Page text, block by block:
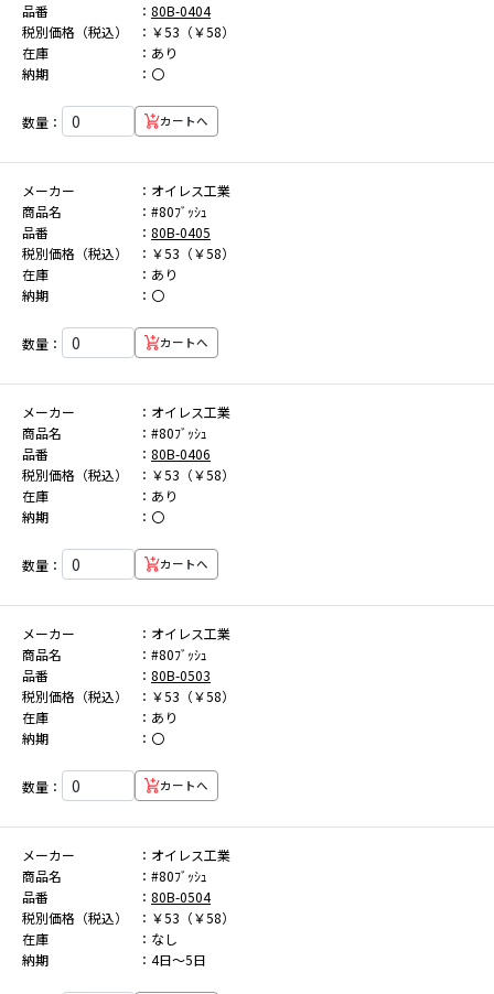
品番
80B-0404
税別価格（税込）
￥53（￥58）
在庫
あり
納期
〇
数量： カートへ
メーカー
オイレス工業
商品名
#80ﾌﾞｯｼｭ
品番
80B-0405
税別価格（税込）
￥53（￥58）
在庫
あり
納期
〇
数量： カートへ
メーカー
オイレス工業
商品名
#80ﾌﾞｯｼｭ
品番
80B-0406
税別価格（税込）
￥53（￥58）
在庫
あり
納期
〇
数量： カートへ
メーカー
オイレス工業
商品名
#80ﾌﾞｯｼｭ
品番
80B-0503
税別価格（税込）
￥53（￥58）
在庫
あり
納期
〇
数量： カートへ
メーカー
オイレス工業
商品名
#80ﾌﾞｯｼｭ
品番
80B-0504
税別価格（税込）
￥53（￥58）
在庫
なし
納期
4日～5日